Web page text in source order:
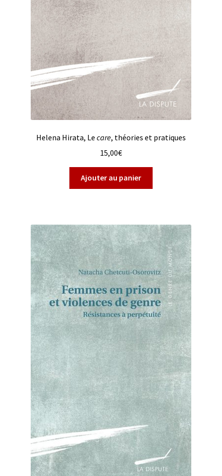
Helena Hirata, Le care, théories et pratiques
15,00€
Ajouter au panier